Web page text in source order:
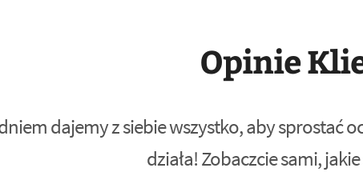
Opinie
dajemy z siebie wszystko, aby sprostać
działa! Zobaczcie sami,